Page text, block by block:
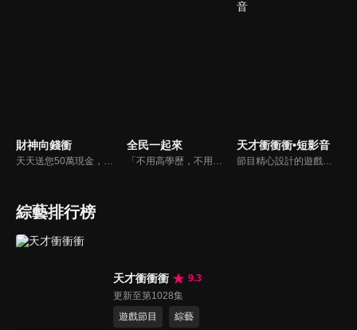
財神向錢衝
天天送您50萬現金，還有汽車大獎！不考智力、體力，挑戰家人、同事、同學、朋友互相了解的成渡和共同生活經驗。快來參加《財神向前衝》大獎通通送給您。
全民一起來
「不用高學歷，不用會答題，全民一起來，獎金拿不完！」《全民一起來》是一檔結合手機遊戲的大型現場直播益智節目，「記憶、觀察、反應、平衡、敏捷...」，多道關卡考驗挑戰者的多元智能及體能，見證藝人明星各項不可思議的挑戰。
天才衝衝衝•短影音
節目精心設計的遊戲內容，包括深受觀眾喜愛並且火紅於各大專院校的【TEMPO系列】，考驗藝人用肢體表達能力以及聯想能力的【你是WORD演】、【會演是英雄】，考驗英文程度的【EAR傳耳ABC】，超簡單、超爆笑的【看你怎麼說】，以及考驗藝人反應、機智以及隊友默契的【不可能的默契】等單元，逗趣又爆笑！
綜藝排行榜
天才衝衝衝
9.3
更新至第1028集
遊戲節目
綜藝